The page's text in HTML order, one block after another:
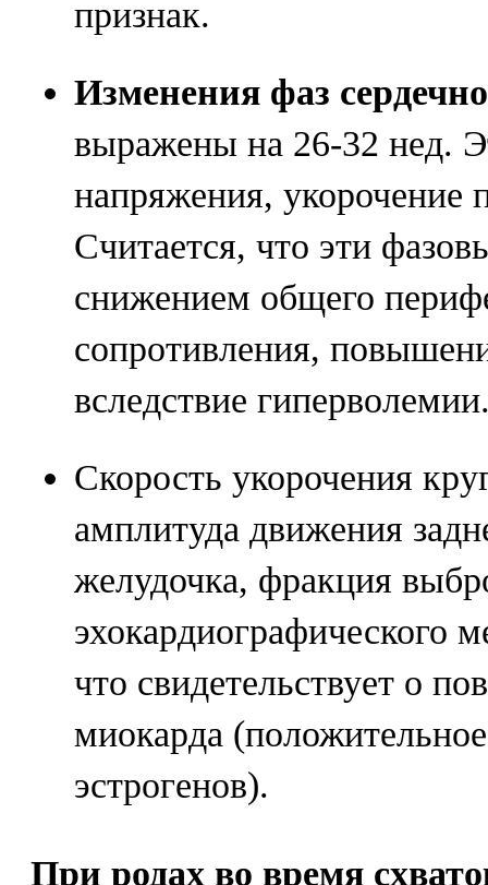
признак.
Изменения фаз
выражены на 26-32 нед.
напряжения, укорочение
Считается, что эти
снижением общего
сопротивления,
вследствие
Скорость укорочения
амплитуда движения
желудочка, фракция
эхокардиографического
что свидетельствует о
миокарда
эстрогенов).
При родах во время